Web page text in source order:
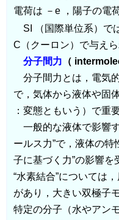
電荷は －e ，陽子の電
SI （国際単位系）で
C（クーロン）で与えら
分子間力 （
分子間力とは，電気
で，気体から液体や固
：変態ともいう）で重
一般的な液体で影響
ールス力”で，液体の特
子に基づく力”の影響を
“水素結合”については
があり，大きい双極子
特定の分子（水やアン